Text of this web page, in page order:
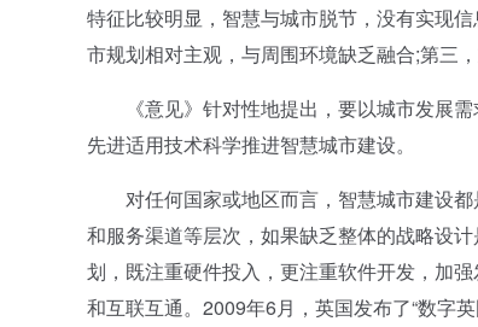
特征比较明显，智慧与城市脱节，没有实现
市规划相对主观，与周围环境缺乏融合;第三
《意见》针对性地提出，要以城市发展需
先进适用技术科学推进智慧城市建设。
对任何国家或地区而言，智慧城市建设都
和服务渠道等层次，如果缺乏整体的战略设
划，既注重硬件投入，更注重软件开发，加
和互联互通。2009年6月，英国发布了“数字